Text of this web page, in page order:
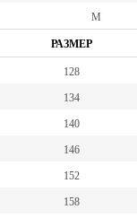
M
РАЗМЕР
128
134
140
146
152
158